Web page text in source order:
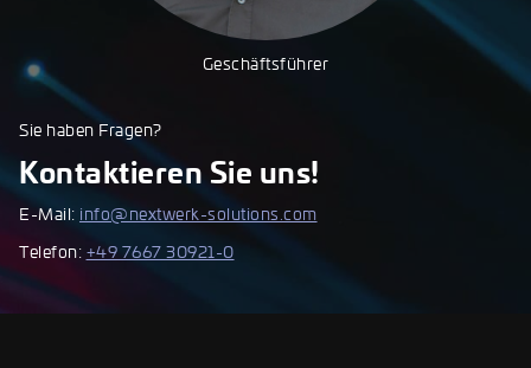
Geschäftsführer
Sie haben Fragen?
Kontaktieren Sie uns!
E-Mail: info@nextwerk-solutions.com
Telefon: +49 7667 30921-0